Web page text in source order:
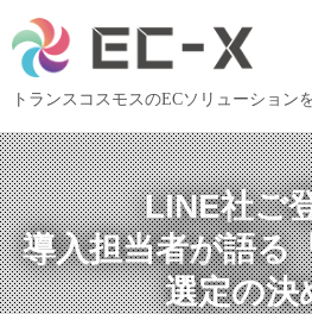
トランスコスモスのECソリューション
TOP
サービス一
EC導入事例
ECブログ
LINE社ご
導入担当者が語る
選定の決